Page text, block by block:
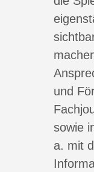
und
sowie
a. mit